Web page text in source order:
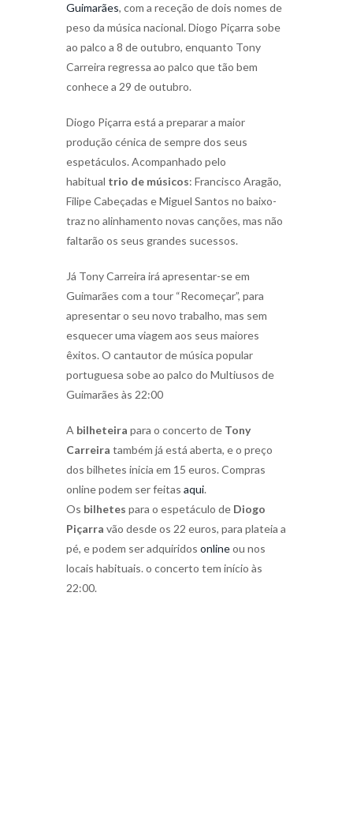
Guimarães, com a receção de dois nomes de
peso da música nacional. Diogo Piçarra sobe
ao palco a 8 de outubro, enquanto Tony
Carreira regressa ao palco que tão bem
conhece a 29 de outubro.
Diogo Piçarra está a preparar a maior
produção cénica de sempre dos seus
espetáculos. Acompanhado pelo
habitual trio de músicos: Francisco Aragão,
Filipe Cabeçadas e Miguel Santos no baixo-
traz no alinhamento novas canções, mas não
faltarão os seus grandes sucessos.
Já Tony Carreira irá apresentar-se em
Guimarães com a tour “Recomeçar”, para
apresentar o seu novo trabalho, mas sem
esquecer uma viagem aos seus maiores
êxitos. O cantautor de música popular
portuguesa sobe ao palco do Multiusos de
Guimarães às 22:00
A bilheteira para o concerto de Tony
Carreira também já está aberta, e o preço
dos bilhetes inicia em 15 euros. Compras
online podem ser feitas aqui.
Os bilhetes para o espetáculo de Diogo
Piçarra vão desde os 22 euros, para plateia a
pé, e podem ser adquiridos onlineou nos
locais habituais. o concerto tem início às
22:00.